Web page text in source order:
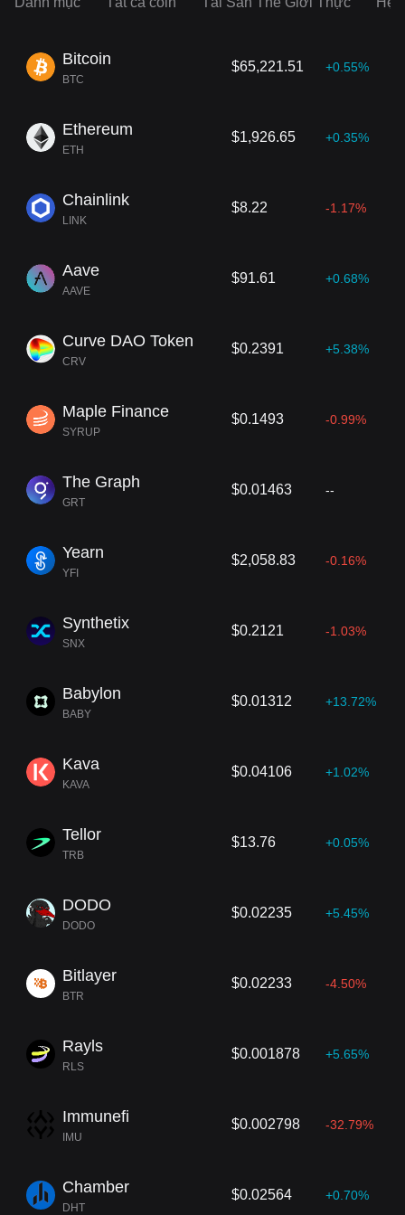
Bitcoin
BTC
$65,221.51 +0.55%
Ethereum
ETH
$1,926.65 +0.35%
Chainlink
LINK
$8.22 -1.17%
Aave
AAVE
$91.61 +0.68%
Curve DAO Token
CRV
$0.2391 +5.38%
Maple Finance
SYRUP
$0.1493 -0.99%
The Graph
GRT
$0.01463 --
Yearn
YFI
$2,058.83 -0.16%
Synthetix
SNX
$0.2121 -1.03%
Babylon
BABY
$0.01312 +13.72%
Kava
KAVA
$0.04106 +1.02%
Tellor
TRB
$13.76 +0.05%
DODO
DODO
$0.02235 +5.45%
Bitlayer
BTR
$0.02233 -4.50%
Rayls
RLS
$0.001878 +5.65%
Immunefi
IMU
$0.002798 -32.79%
Chamber
DHT
$0.02564 +0.70%